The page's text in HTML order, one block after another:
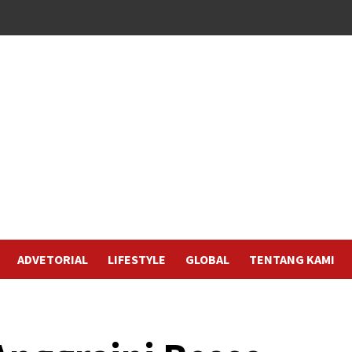
ADVETORIAL LIFESTYLE GLOBAL TENTANG KAMI